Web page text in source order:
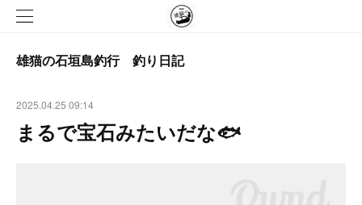
雄猫の石垣島釣行 釣り日記
2025.04.25 09:14
まるで宝石みたいだな🐟